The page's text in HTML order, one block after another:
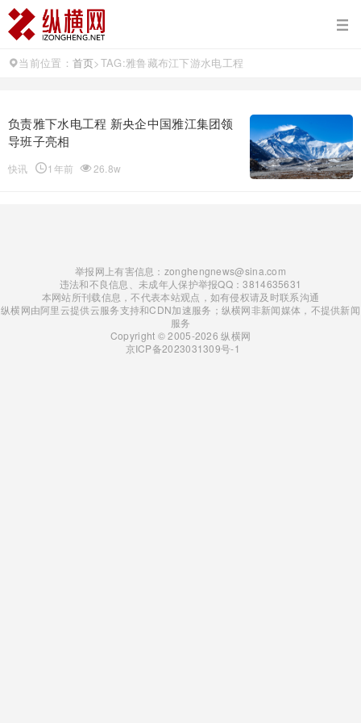
当前位置： 首页>TAG:雅鲁藏布江下游水电工程
负责雅下水电工程 新央企中国雅江集团领
导班子亮相
快讯 1年前 26.8w
举报网上有害信息：zonghengnews@sina.com
违法和不良信息、未成年人保护举报QQ：3814635631
本网站所刊载信息，不代表本站观点，如有侵权请及时联系沟通
纵横网由阿里云提供云服务支持和CDN加速服务；纵横网非新闻媒体，不提供新闻
服务
Copyright © 2005-2026 纵横网
京ICP备2023031309号-1